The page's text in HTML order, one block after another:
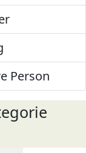
Person